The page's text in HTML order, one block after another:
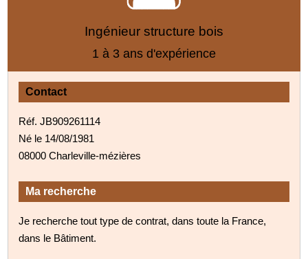
Ingénieur structure bois
1 à 3 ans d'expérience
Contact
Réf. JB909261114
Né le 14/08/1981
08000 Charleville-mézières
Ma recherche
Je recherche tout type de contrat, dans toute la France,
dans le Bâtiment.